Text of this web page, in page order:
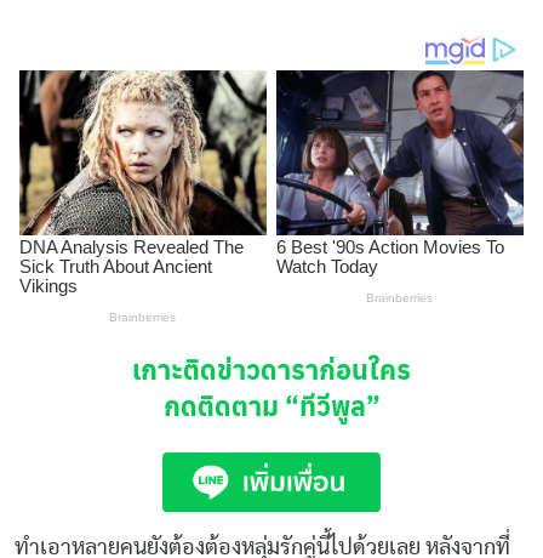
เกาะติดข่าวดาราก่อนใคร
กดติดตาม “ทีวีพูล”
ทำเอาหลายคนยังต้องต้องหลุ่มรักคู่นี้ไปด้วยเลย หลังจากที่